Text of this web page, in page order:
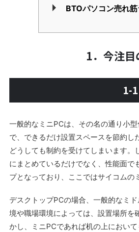
BTOパソコン売れ
1．今注目
1-
一般的なミニPCは、その名の通り小
で、できるだけ設置スペースを節約
どうしても制約を受けてしまいます
にまとめているだけでなく、性能面
プとなっており、ここではサイコムの
デスクトップPCの場合、一般的なミ
境や職場環境によっては、設置場所を
かし、ミニPCであれば机の上におい